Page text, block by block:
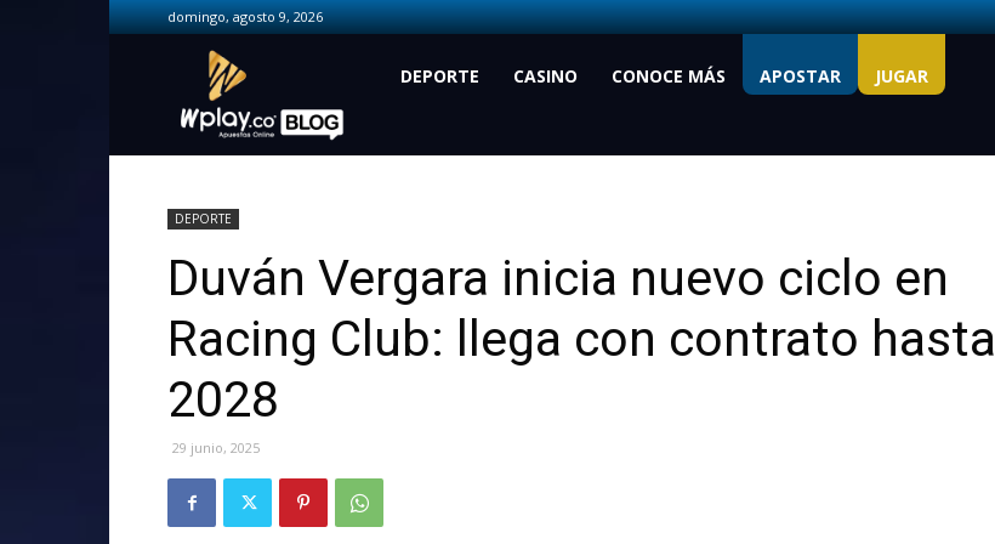
domingo, agosto 9, 2026
Wplay.co
DEPORTE CASINO CONOCE MÁS APOSTAR JUGAR
DEPORTE
Duván Vergara inicia nuevo ciclo en
Racing Club: llega con contrato hasta
2028
29 junio, 2025